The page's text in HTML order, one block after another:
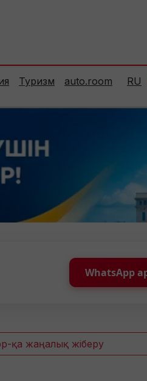
Туризм auto.room RU
WhatsApp
қа жаңалық жіберу